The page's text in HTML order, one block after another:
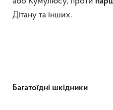
Дітану та інших.
Багатоїдні шкідники